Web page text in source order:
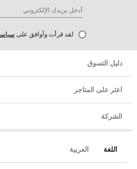
لقد قرأت وأوافق على
دليل التسوق
اعثر على المتاجر
الشركة
اللغة العربية